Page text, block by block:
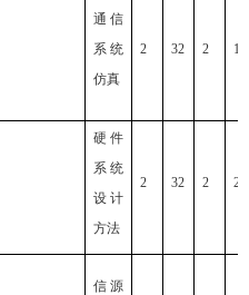
通信
系统
仿真
2 32 2 1
硬件
系统
设计
方法
2 32 2 2
信源